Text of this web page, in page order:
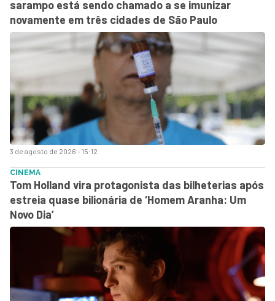
3 de agosto de 2026 - 15:12
sarampo está sendo chamado a se imunizar
novamente em três cidades de São Paulo
CINEMA
Tom Holland vira protagonista das bilheterias após
estreia quase bilionária de ‘Homem Aranha: Um
Novo Dia’